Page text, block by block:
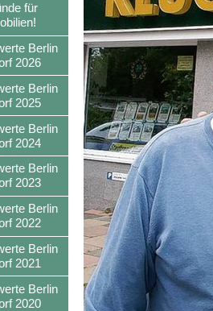
für
Berlin
2026
Berlin
2025
Berlin
2024
Berlin
2023
Berlin
2022
Berlin
2021
Berlin
2020